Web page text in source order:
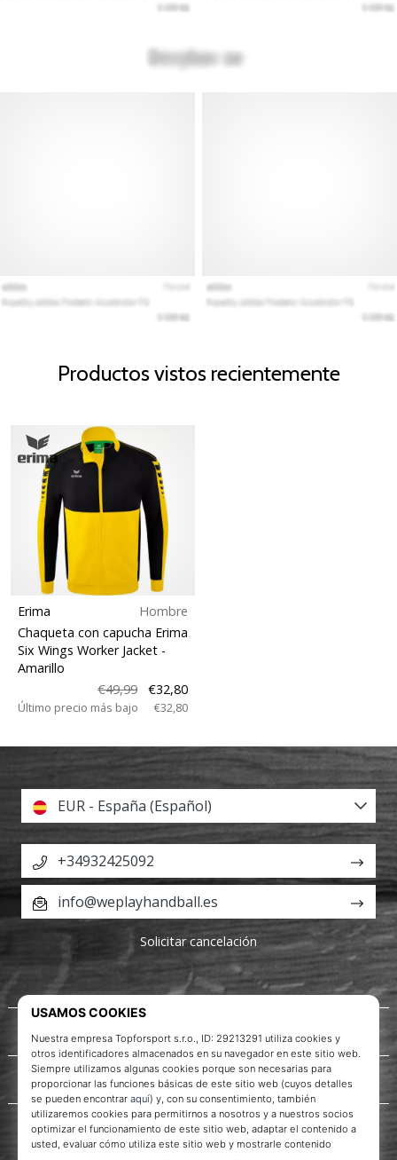
Productos vistos recientemente
Erima
Hombre
Chaqueta con capucha Erima
Six Wings Worker Jacket -
Amarillo
€49,99
€32,80
Último precio más bajo €32,80
Acerca de nosotros
Servicio al cliente
EUR - España (Español)
+34932425092
info@weplayhandball.es
Solicitar cancelación